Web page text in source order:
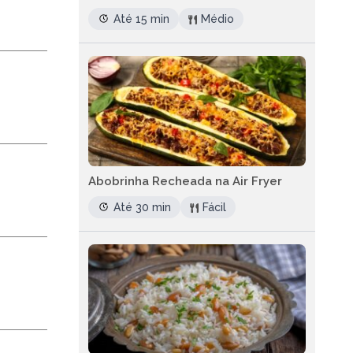
Até 15 min Médio
Abobrinha Recheada na Air Fryer
Até 30 min Fácil